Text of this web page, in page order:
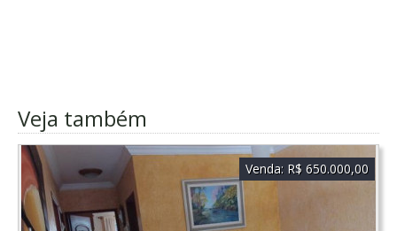
Veja também
Venda: R$ 650.000,00